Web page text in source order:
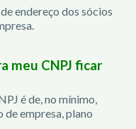
endereço dos sócios
meu CNPJ ficar
é de, no mínimo,
empresa, plano